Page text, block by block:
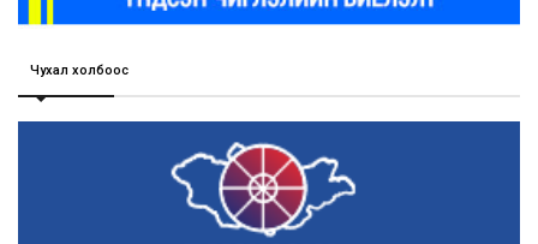
Чухал холбоос